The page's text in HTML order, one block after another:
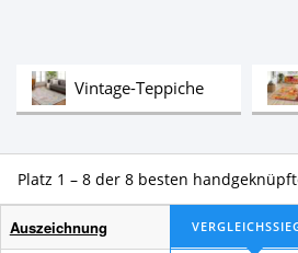
Vintage-TeppicheTest
Auszeichnung